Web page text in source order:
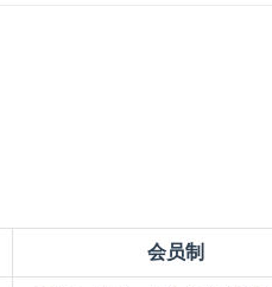
会员制